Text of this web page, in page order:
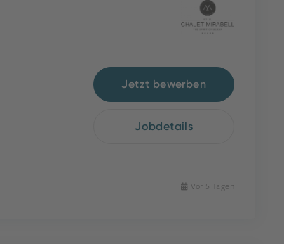
Jetzt bewerben
Jobdetails
Vor 5 Tagen